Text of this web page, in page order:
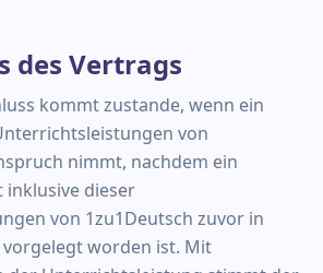
des Vertrags
kommt zustande, wenn ein
von
nimmt, nachdem ein
inklusive dieser
von 1zu1Deutsch zuvor in
worden ist. Mit